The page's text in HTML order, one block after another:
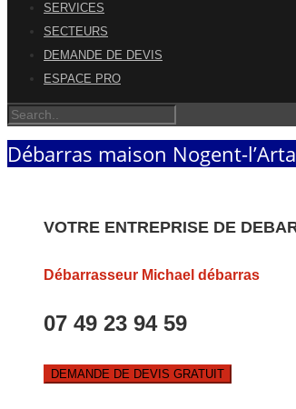
SERVICES
SECTEURS
DEMANDE DE DEVIS
ESPACE PRO
Débarras maison Nogent-
VOTRE ENTREPRISE DE
Débarrasseur Michael débarras
07 49 23 94 59
DEMANDE DE DEVIS GRATUIT